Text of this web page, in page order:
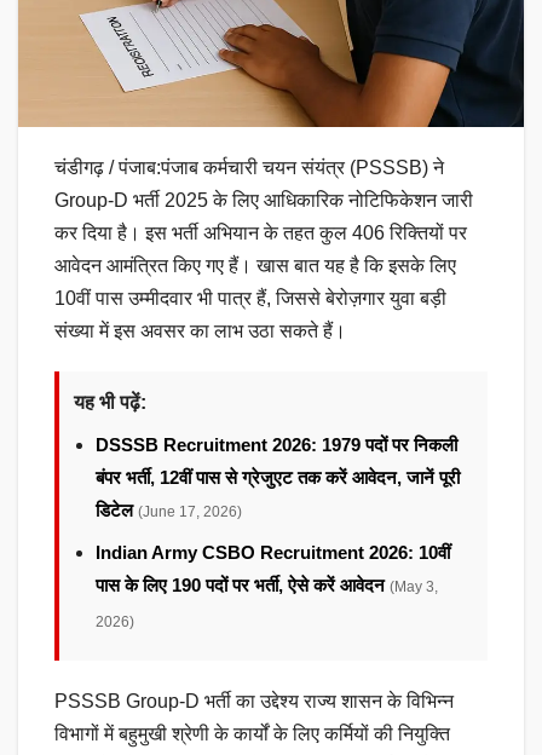
चंडीगढ़ / पंजाब:पंजाब कर्मचारी चयन संयंत्र (PSSSB) ने
Group-D भर्ती 2025 के लिए आधिकारिक नोटिफिकेशन जारी
कर दिया है। इस भर्ती अभियान के तहत कुल 406 रिक्तियों पर
आवेदन आमंत्रित किए गए हैं। खास बात यह है कि इसके लिए
10वीं पास उम्मीदवार भी पात्र हैं, जिससे बेरोज़गार युवा बड़ी
संख्या में इस अवसर का लाभ उठा सकते हैं।
यह भी पढ़ें:
DSSSB Recruitment 2026: 1979 पदों पर निकली
बंपर भर्ती, 12वीं पास से ग्रेजुएट तक करें आवेदन, जानें पूरी
डिटेल (June 17, 2026)
Indian Army CSBO Recruitment 2026: 10वीं
पास के लिए 190 पदों पर भर्ती, ऐसे करें आवेदन (May 3,
2026)
PSSSB Group-D भर्ती का उद्देश्य राज्य शासन के विभिन्न
विभागों में बहुमुखी श्रेणी के कार्यों के लिए कर्मियों की नियुक्ति